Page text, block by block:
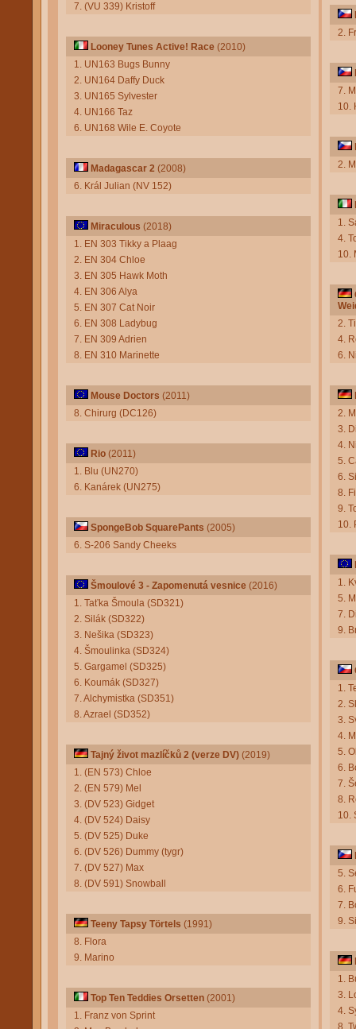
7. (VU 339) Kristoff
Looney Tunes Active! Race (2010)
1. UN163 Bugs Bunny
2. UN164 Daffy Duck
3. UN165 Sylvester
4. UN166 Taz
6. UN168 Wile E. Coyote
Madagascar 2 (2008)
6. Král Julian (NV 152)
Miraculous (2018)
1. EN 303 Tikky a Plaag
2. EN 304 Chloe
3. EN 305 Hawk Moth
4. EN 306 Alya
5. EN 307 Cat Noir
6. EN 308 Ladybug
7. EN 309 Adrien
8. EN 310 Marinette
Mouse Doctors (2011)
8. Chirurg (DC126)
Rio (2011)
1. Blu (UN270)
6. Kanárek (UN275)
SpongeBob SquarePants (2005)
6. S-206 Sandy Cheeks
Šmoulové 3 - Zapomenutá vesnice (2016)
1. Taťka Šmoula (SD321)
2. Silák (SD322)
3. Nešika (SD323)
4. Šmoulinka (SD324)
5. Gargamel (SD325)
6. Koumák (SD327)
7. Alchymistka (SD351)
8. Azrael (SD352)
Tajný život mazlíčků 2 (verze DV) (2019)
1. (EN 573) Chloe
2. (EN 579) Mel
3. (DV 523) Gidget
4. (DV 524) Daisy
5. (DV 525) Duke
6. (DV 526) Dummy (tygr)
7. (DV 527) Max
8. (DV 591) Snowball
Teeny Tapsy Törtels (1991)
8. Flora
9. Marino
Top Ten Teddies Orsetten (2001)
1. Franz von Sprint
2.
7.
10.
2.
1.
4.
10.
2.
4.
6.
2.
3.
4.
5.
6.
8.
9.
10.
1.
5.
7.
9.
1.
2.
3.
4.
5.
6.
7.
8.
10.
5.
6.
7.
9.
1.
3.
4.
8.